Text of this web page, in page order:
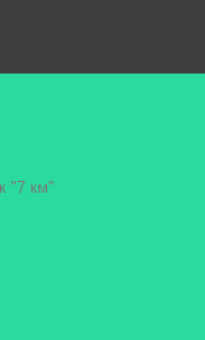
"7 км"